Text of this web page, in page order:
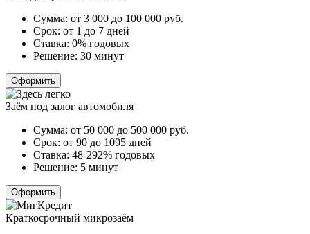
Сумма: от 3 000 до 100 000 руб.
Срок: от 1 до 7 дней
Ставка: 0% годовых
Решение: 30 минут
Оформить
Заём под залог автомобиля
Сумма: от 50 000 до 500 000 руб.
Срок: от 90 до 1095 дней
Ставка: 48-292% годовых
Решение: 5 минут
Оформить
Краткосрочный микрозаём